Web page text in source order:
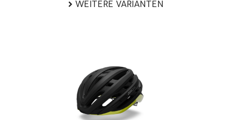
WEITERE VARIANTEN